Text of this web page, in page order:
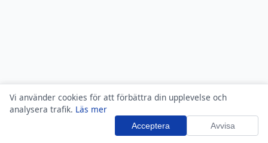
Vi använder cookies för att förbättra din upplevelse och
analysera trafik. Läs mer
Acceptera Avvisa